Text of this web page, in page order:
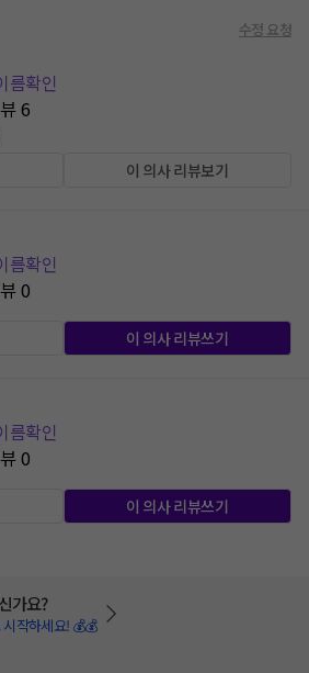
수정 요청
름확인
6
이 의사 리뷰보기
름확인
0
이 의사 리뷰쓰기
름확인
0
이 의사 리뷰쓰기
가요?
작하세요! 💰💰